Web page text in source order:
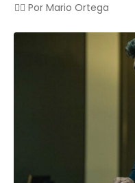
✍🏻 Por Mario Ortega